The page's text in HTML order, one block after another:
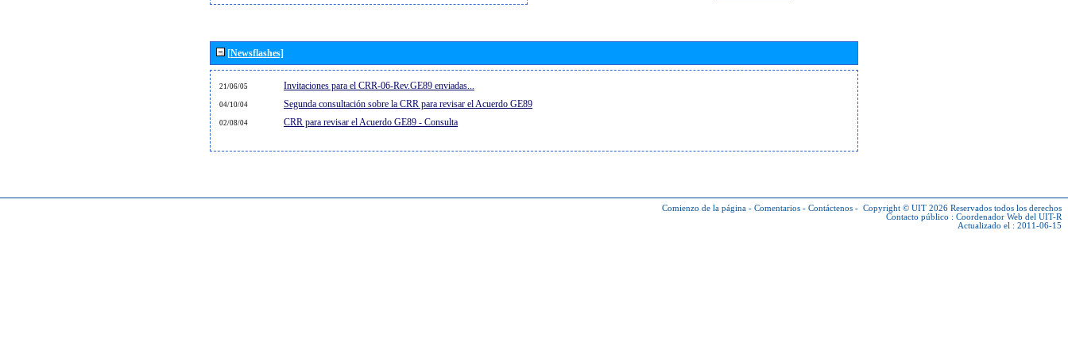
[Newsflashes]
21/06/05 Invitaciones para el CRR-06-Rev.GE89 enviadas...
04/10/04 Segunda consultación sobre la CRR para revisar el Acuerdo GE89
02/08/04 CRR para revisar el Acuerdo GE89 - Consulta
Comienzo de la página - Comentarios - Contáctenos - Copyright © UIT 2026 Reservados todos los derechos
Contacto público : Coordenador Web del UIT-R
Actualizado el : 2011-06-15